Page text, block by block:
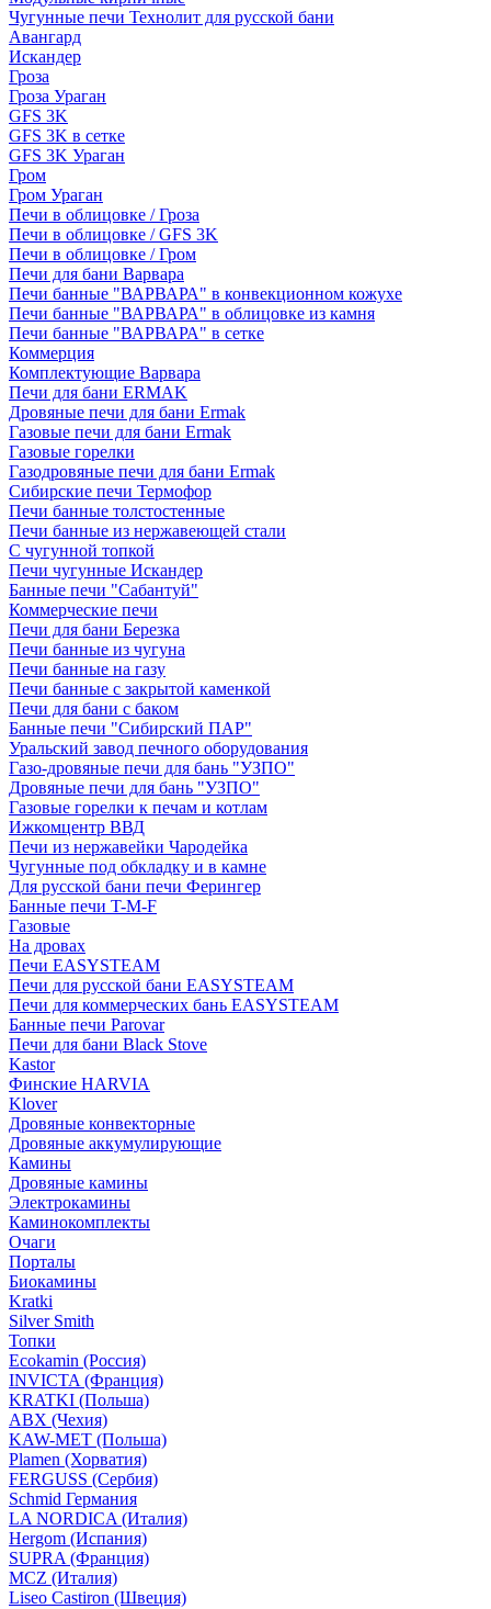
Чугунные печи Технолит для русской бани
Авангард
Искандер
Гроза
Гроза Ураган
GFS 3K
GFS 3K в сетке
GFS 3K Ураган
Гром
Гром Ураган
Печи в облицовке / Гроза
Печи в облицовке / GFS 3K
Печи в облицовке / Гром
Печи для бани Варвара
Печи банные "ВАРВАРА" в конвекционном кожухе
Печи банные "ВАРВАРА" в облицовке из камня
Печи банные "ВАРВАРА" в сетке
Коммерция
Комплектующие Варвара
Печи для бани ERMAK
Дровяные печи для бани Ermak
Газовые печи для бани Ermak
Газовые горелки
Газодровяные печи для бани Ermak
Сибирские печи Термофор
Печи банные толстостенные
Печи банные из нержавеющей стали
С чугунной топкой
Печи чугунные Искандер
Банные печи "Сабантуй"
Коммерческие печи
Печи для бани Березка
Печи банные из чугуна
Печи банные на газу
Печи банные с закрытой каменкой
Печи для бани с баком
Банные печи "Сибирский ПАР"
Уральский завод печного оборудования
Газо-дровяные печи для бань "УЗПО"
Дровяные печи для бань "УЗПО"
Газовые горелки к печам и котлам
Ижкомцентр ВВД
Печи из нержавейки Чародейка
Чугунные под обкладку и в камне
Для русской бани печи Ферингер
Банные печи T-M-F
Газовые
На дровах
Печи EASYSTEAM
Печи для русской бани EASYSTEAM
Печи для коммерческих бань EASYSTEAM
Банные печи Parovar
Печи для бани Black Stove
Kastor
Финские HARVIA
Klover
Дровяные конвекторные
Дровяные аккумулирующие
Камины
Дровяные камины
Электрокамины
Каминокомплекты
Очаги
Порталы
Биокамины
Kratki
Silver Smith
Топки
Ecokamin (Россия)
INVICTA (Франция)
KRATKI (Польша)
ABX (Чехия)
KAW-MET (Польша)
Plamen (Хорватия)
FERGUSS (Сербия)
Schmid Германия
LA NORDICA (Италия)
Hergom (Испания)
SUPRA (Франция)
MCZ (Италия)
Liseo Castiron (Швеция)